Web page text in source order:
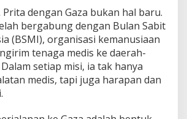
n
u
s
i
a
a
n
dengan Gaza bukan hal baru.
bergabung dengan Bulan Sabit
(BSMI), organisasi kemanusiaan
tenaga medis ke daerah-
setiap misi, ia tak hanya
medis, tapi juga harapan dan